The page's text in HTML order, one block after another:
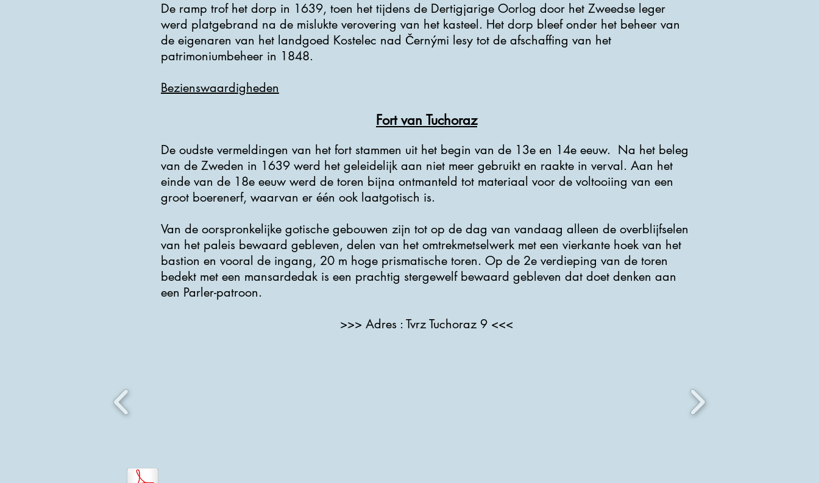
De ramp trof het dorp in 1639, toen het tijdens de Dertigjarige Oorlog door het Zweedse leger
werd platgebrand na de mislukte verovering van het kasteel. Het dorp bleef onder het beheer van
de eigenaren van het landgoed Kostelec nad Černými lesy tot de afschaffing van het
patrimoniumbeheer in 1848.
Bezienswaardigheden
Fort van Tuchoraz
De oudste vermeldingen van het fort stammen uit het begin van de 13e en 14e eeuw. Na het beleg
van de Zweden in 1639 werd het geleidelijk aan niet meer gebruikt en raakte in verval. Aan het
einde van de 18e eeuw werd de toren bijna ontmanteld tot materiaal voor de voltooiing van een
groot boerenerf, waarvan er één ook laatgotisch is.
Van de oorspronkelijke gotische gebouwen zijn tot op de dag van vandaag alleen de overblijfselen
van het paleis bewaard gebleven, delen van het omtrekmetselwerk met een vierkante hoek van het
bastion en vooral de ingang, 20 m hoge prismatische toren. Op de 2e verdieping van de toren
bedekt met een mansardedak is een prachtig stergewelf bewaard gebleven dat doet denken aan
een Parler-patroon.
>>> Adres : Tvrz Tuchoraz 9 <<<